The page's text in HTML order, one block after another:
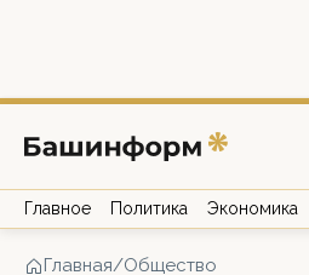
Главное Политика Экономика
Главная/Общество